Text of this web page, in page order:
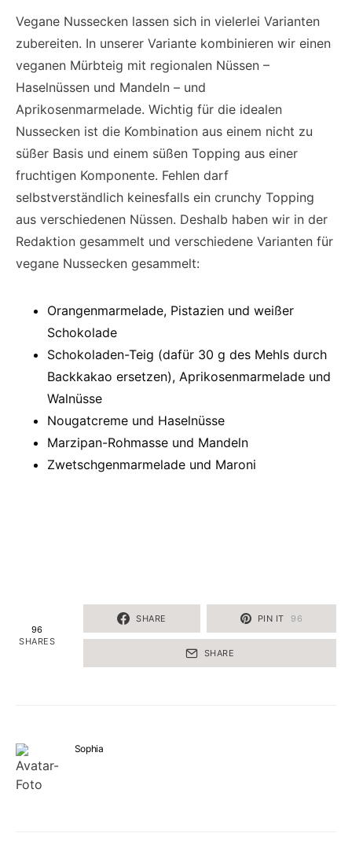
Vegane Nussecken lassen sich in vielerlei Varianten
zubereiten. In unserer Variante kombinieren wir einen
veganen Mürbteig mit regionalen Nüssen –
Haselnüssen und Mandeln – und
Aprikosenmarmelade. Wichtig für die idealen
Nussecken ist die Kombination aus einem nicht zu
süßer Basis und einem süßen Topping aus einer
fruchtigen Komponente. Fehlen darf
selbstverständlich keinesfalls ein crunchy Topping
aus verschiedenen Nüssen. Deshalb haben wir in der
Redaktion gesammelt und verschiedene Varianten für
vegane Nussecken gesammelt:
Orangenmarmelade, Pistazien und weißer
Schokolade
Schokoladen-Teig (dafür 30 g des Mehls durch
Backkakao ersetzen), Aprikosenmarmelade und
Walnüsse
Nougatcreme und Haselnüsse
Marzipan-Rohmasse und Mandeln
Zwetschgenmarmelade und Maroni
96
SHARES
SHARE PIN IT 96
SHARE
Sophia